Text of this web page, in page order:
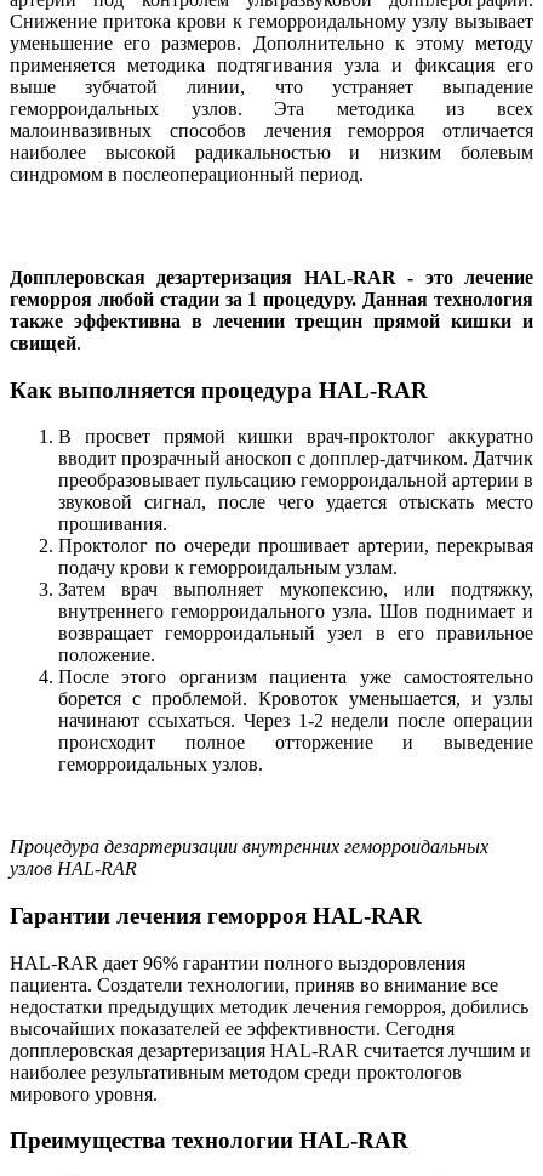
Снижение притока крови к геморроидальному узлу вызывает
уменьшение его размеров. Дополнительно к этому методу
применяется методика подтягивания узла и фиксация его
выше зубчатой линии, что устраняет выпадение
геморроидальных узлов. Эта методика из всех
малоинвазивных способов лечения геморроя отличается
наиболее высокой радикальностью и низким болевым
синдромом в послеоперационный период.
Допплеровская дезартеризация HAL-RAR - это лечение
геморроя любой стадии за 1 процедуру. Данная технология
также эффективна в лечении трещин прямой кишки и
свищей.
Как выполняется процедура HAL-RAR
В просвет прямой кишки врач-проктолог аккуратно
вводит прозрачный аноскоп с допплер-датчиком. Датчик
преобразовывает пульсацию геморроидальной артерии в
звуковой сигнал, после чего удается отыскать место
прошивания.
Проктолог по очереди прошивает артерии, перекрывая
подачу крови к геморроидальным узлам.
Затем врач выполняет мукопексию, или подтяжку,
внутреннего геморроидального узла. Шов поднимает и
возвращает геморроидальный узел в его правильное
положение.
После этого организм пациента уже самостоятельно
борется с проблемой. Кровоток уменьшается, и узлы
начинают ссыхаться. Через 1-2 недели после операции
происходит полное отторжение и выведение
геморроидальных узлов.
Процедура дезартеризации внутренних геморроидальных
узлов HAL-RAR
Гарантии лечения геморроя HAL-RAR
HAL-RAR дает 96% гарантии полного выздоровления
пациента. Создатели технологии, приняв во внимание все
недостатки предыдущих методик лечения геморроя, добились
высочайших показателей ее эффективности. Сегодня
допплеровская дезартеризация HAL-RAR считается лучшим и
наиболее результативным методом среди проктологов
мирового уровня.
Преимущества технологии HAL-RAR